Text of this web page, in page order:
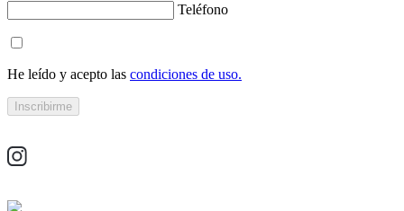
Teléfono
He leído y acepto las condiciones de uso.